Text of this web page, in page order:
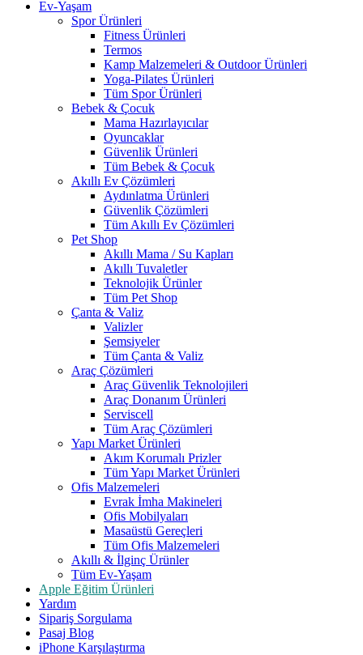
Ev-Yaşam
Spor Ürünleri
Fitness Ürünleri
Termos
Kamp Malzemeleri & Outdoor Ürünleri
Yoga-Pilates Ürünleri
Tüm Spor Ürünleri
Bebek & Çocuk
Mama Hazırlayıcılar
Oyuncaklar
Güvenlik Ürünleri
Tüm Bebek & Çocuk
Akıllı Ev Çözümleri
Aydınlatma Ürünleri
Güvenlik Çözümleri
Tüm Akıllı Ev Çözümleri
Pet Shop
Akıllı Mama / Su Kapları
Akıllı Tuvaletler
Teknolojik Ürünler
Tüm Pet Shop
Çanta & Valiz
Valizler
Şemsiyeler
Tüm Çanta & Valiz
Araç Çözümleri
Araç Güvenlik Teknolojileri
Araç Donanım Ürünleri
Serviscell
Tüm Araç Çözümleri
Yapı Market Ürünleri
Akım Korumalı Prizler
Tüm Yapı Market Ürünleri
Ofis Malzemeleri
Evrak İmha Makineleri
Ofis Mobilyaları
Masaüstü Gereçleri
Tüm Ofis Malzemeleri
Akıllı & İlginç Ürünler
Tüm Ev-Yaşam
Apple Eğitim Ürünleri
Yardım
Sipariş Sorgulama
Pasaj Blog
iPhone Karşılaştırma